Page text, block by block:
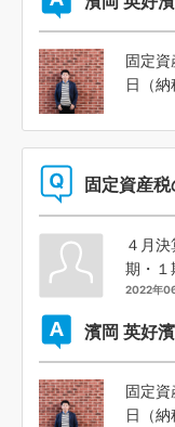
固定資
日（
固定資産
４月
期・１
2022年
濱岡 英好
固定資
日（